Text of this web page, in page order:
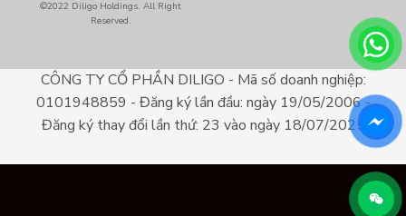
©2022 Diligo Holdings. All Right
Reserved.
CÔNG TY CỔ PHẦN DILIGO - Mã số doanh nghiệp:
0101948859 - Đăng ký lần đầu: ngày 19/05/2006 -
Đăng ký thay đổi lần thứ: 23 vào ngày 18/07/2025